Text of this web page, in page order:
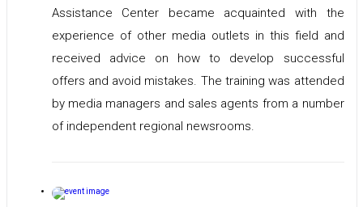
Assistance Center became acquainted with the
experience of other media outlets in this field and
received advice on how to develop successful
offers and avoid mistakes. The training was attended
by media managers and sales agents from a number
of independent regional newsrooms.